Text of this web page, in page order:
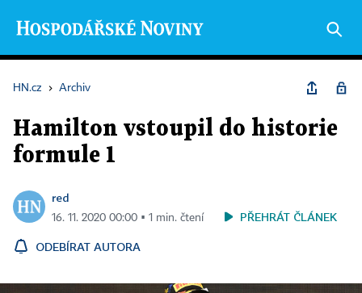
HN.cz › Archiv
Hamilton vstoupil do historie
formule 1
red
16. 11. 2020 00:00 ▪ 1 min. čtení PŘEHRÁT ČLÁNEK
ODEBÍRAT AUTORA